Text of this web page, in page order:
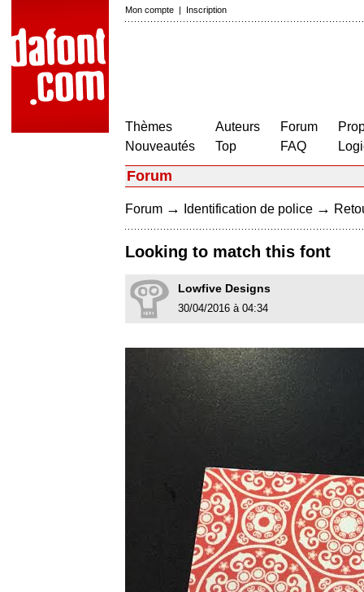
Mon compte | Inscription
Thèmes
Nouveautés
Auteurs
Top
Forum
FAQ
Forum
Forum → Identification de police →
Looking to match this font
Lowfive Designs
30/04/2016 à 04:34